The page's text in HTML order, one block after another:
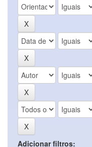
Adicionar filtros: